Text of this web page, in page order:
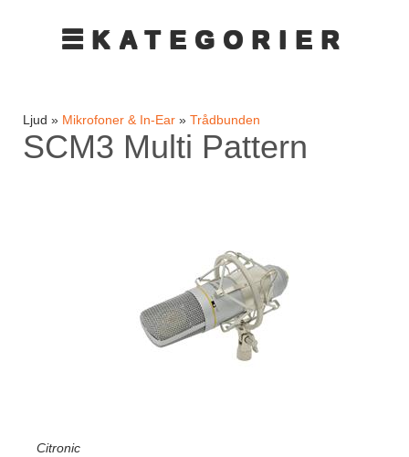
☰KATEGORIER
Ljud » Mikrofoner & In-Ear » Trådbunden
SCM3 Multi Pattern
Citronic